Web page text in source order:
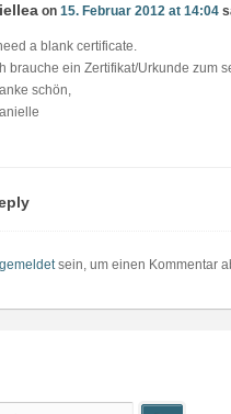
on 15. Februar 2012 at 14:04
need a blank certificate.
brauche ein Zertifikat/Urkunde zum
schön,
sein, um einen Kommentar